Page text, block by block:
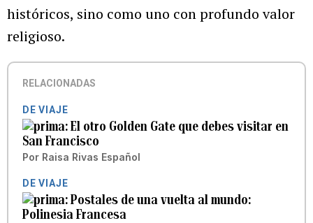
históricos, sino como uno con profundo valor
religioso.
RELACIONADAS
DE VIAJE
El otro Golden Gate que debes visitar en
San Francisco
Por Raisa Rivas Español
DE VIAJE
Postales de una vuelta al mundo:
Polinesia Francesa